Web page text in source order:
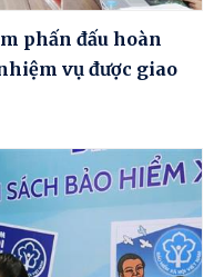
phấn đấu hoàn
vụ được giao